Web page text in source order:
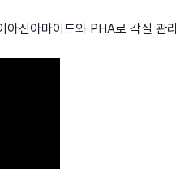
신아마이드와 PHA로 각질